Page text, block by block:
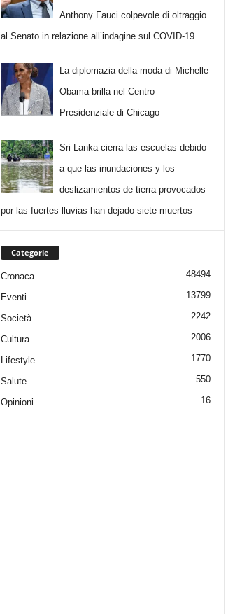
Anthony Fauci colpevole di oltraggio
al Senato in relazione all’indagine sul COVID-19
La diplomazia della moda di Michelle
Obama brilla nel Centro
Presidenziale di Chicago
Sri Lanka cierra las escuelas debido
a que las inundaciones y los
deslizamientos de tierra provocados
por las fuertes lluvias han dejado siete muertos
Categorie
Cronaca 48494
Eventi 13799
Società 2242
Cultura 2006
Lifestyle 1770
Salute 550
Opinioni 16